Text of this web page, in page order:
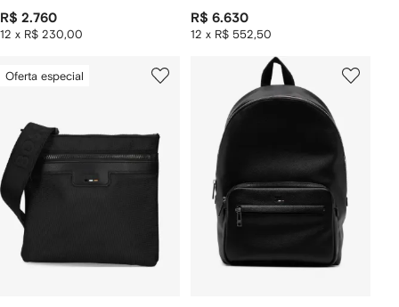
R$ 2.760
12 x R$ 230,00
R$ 6.630
12 x R$ 552,50
Oferta especial